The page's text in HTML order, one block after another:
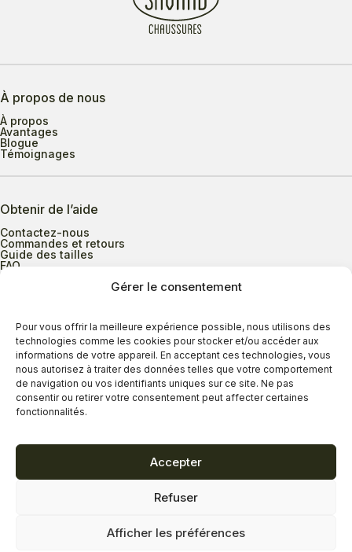
Gérer le consentement
Pour vous offrir la meilleure expérience possible, nous utilisons des
technologies comme les cookies pour stocker et/ou accéder aux
informations de votre appareil. En acceptant ces technologies, vous
nous autorisez à traiter des données telles que votre comportement
de navigation ou vos identifiants uniques sur ce site. Ne pas
consentir ou retirer votre consentement peut affecter certaines
fonctionnalités.
Accepter
Refuser
Afficher les préférences
À propos de nous
À propos
Avantages
Blogue
Témoignages
Obtenir de l’aide
Contactez-nous
Commandes et retours
Guide des tailles
FAQ
Heures d’ouverture
Lundi au mercredi
9h00 à 17h30
Jeudi
9h00 à 20h00
Vendredi
9h00 à 18h00
Dimanche
11h00 à 16h30
Termes et conditions